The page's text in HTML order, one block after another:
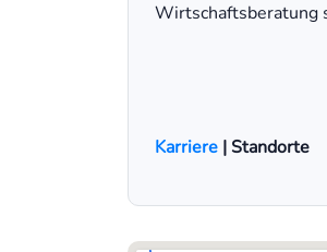
Wirtschaftsberatung
Karriere | Standorte